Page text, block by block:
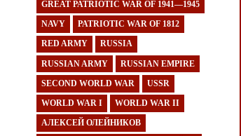
GREAT PATRIOTIC WAR OF 1941—1945
NAVY PATRIOTIC WAR OF 1812
RED ARMY RUSSIA
RUSSIAN ARMY RUSSIAN EMPIRE
SECOND WORLD WAR USSR
WORLD WAR I WORLD WAR II
АЛЕКСЕЙ ОЛЕЙНИКОВ